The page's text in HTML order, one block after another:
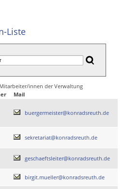
Liste
innen der Verwaltung
Mail
buergermeister@konradsreuth.de
sekretariat@konradsreuth.de
geschaeftsleiter@konradsreuth.de
birgit.mueller@konradsreuth.de